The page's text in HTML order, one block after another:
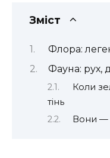
Зміст
Флора:
Фауна: рух,
Коли
тінь
Вони —